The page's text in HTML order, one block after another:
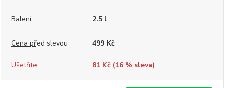
Balení 2.5 l
Cena před slevou 499 Kč
Ušetříte 81 Kč (16% sleva)